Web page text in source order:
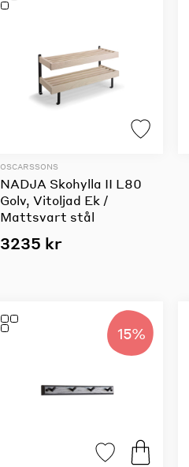
OSCARSSONS
NADJA Skohylla II L80
Golv, Vitoljad Ek /
Mattsvart stål
3235 kr
15%